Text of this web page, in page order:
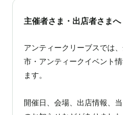
主催者さま・出店者さまへ
アンティークリーブスでは
市・アンティークイベント
ます。
開催日、会場、出店情報、